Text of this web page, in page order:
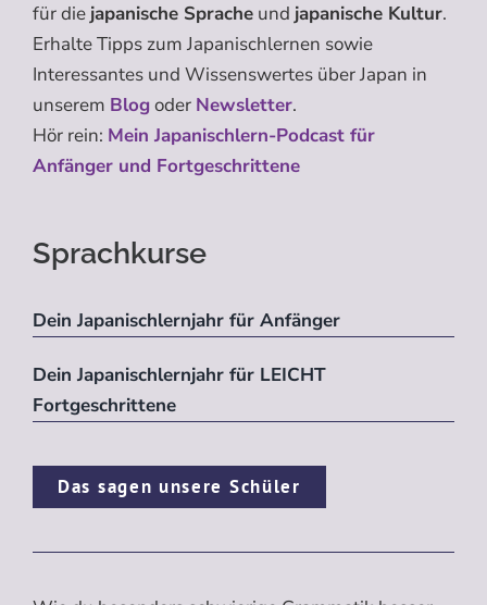
für die japanische Sprache und japanische Kultur.
Erhalte Tipps zum Japanischlernen sowie
Interessantes und Wissenswertes über Japan in
unserem Blogoder Newsletter.
Hör rein: Mein Japanischlern-Podcast für
Anfänger und Fortgeschrittene
Sprachkurse
Dein Japanischlernjahr für Anfänger
Dein Japanischlernjahr für LEICHT
Fortgeschrittene
Das sagen unsere Schüler